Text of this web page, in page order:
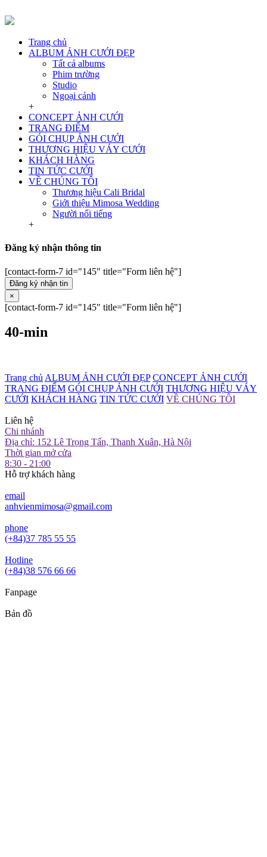
Trang chủ
ALBUM ẢNH CƯỚI ĐẸP
Tất cả albums
Phim trường
Studio
Ngoại cảnh
+
CONCEPT ẢNH CƯỚI
TRANG ĐIỂM
GÓI CHỤP ẢNH CƯỚI
THƯƠNG HIỆU VÁY CƯỚI
KHÁCH HÀNG
TIN TỨC CƯỚI
VỀ CHÚNG TÔI
Thương hiệu Cali Bridal
Giới thiệu Mimosa Wedding
Người nổi tiếng
+
Đăng ký nhận thông tin
[contact-form-7 id="145" title="Form liên hệ"]
Đăng ký nhận tin
×
[contact-form-7 id="145" title="Form liên hệ"]
40-min
Trang chủ ALBUM ẢNH CƯỚI ĐẸP CONCEPT ẢNH CƯỚI
TRANG ĐIỂM GÓI CHỤP ẢNH CƯỚI THƯƠNG HIỆU VÁY
CƯỚI KHÁCH HÀNG TIN TỨC CƯỚI VỀ CHÚNG TÔI
Liên hệ
Chi nhánh
Địa chỉ: 152 Lê Trọng Tấn, Thanh Xuân, Hà Nội
Thời gian mở cửa
8:30 - 21:00
Hỗ trợ khách hàng
email
anhvienmimosa@gmail.com
phone
(+84)37 785 55 55
Hotline
(+84)38 576 66 66
Fanpage
Bản đồ